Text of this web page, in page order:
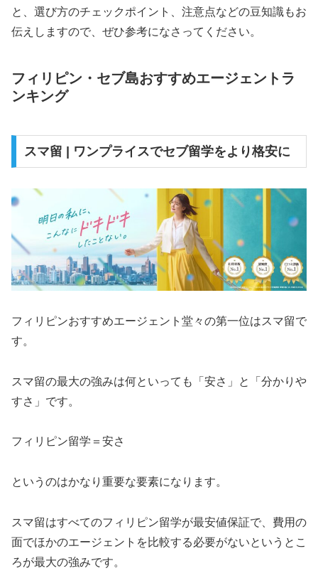
と、選び方のチェックポイント、注意点などの豆知識もお
伝えしますので、ぜひ参考になさってください。
フィリピン・セブ島おすすめエージェントラ
ンキング
スマ留 | ワンプライスでセブ留学をより格安に
フィリピンおすすめエージェント堂々の第一位はスマ留で
す。
スマ留の最大の強みは何といっても「安さ」と「分かりや
すさ」です。
フィリピン留学＝安さ
というのはかなり重要な要素になります。
スマ留はすべてのフィリピン留学が最安値保証で、費用の
面でほかのエージェントを比較する必要がないというとこ
ろが最大の強みです。